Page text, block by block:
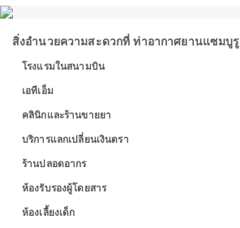
สิ่งอำนวยความสะดวกที่ ท่าอากาศยานแซมบูรู
โรงแรมในสนามบิน
เอทีเอ็ม
คลินิกและร้านขายยา
บริการแลกเปลี่ยนเงินตรา
ร้านปลอดอากร
ห้องรับรองผู้โดยสาร
ห้องเลี้ยงเด็ก